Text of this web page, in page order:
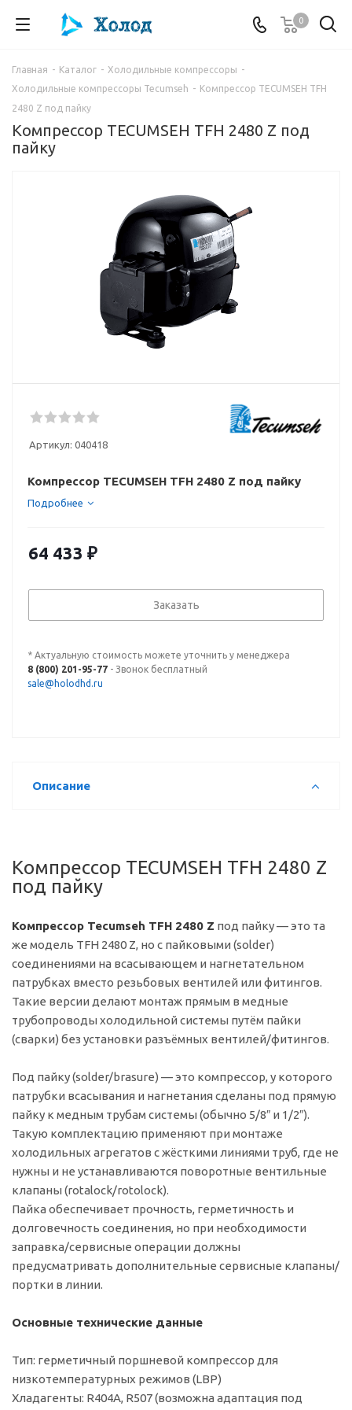
0
Главная - Каталог - Холодильные компрессоры -
Холодильные компрессоры Tecumseh - Компрессор TECUMSEH TFH
2480 Z под пайку
Компрессор TECUMSEH TFH 2480 Z под
пайку
Артикул: 040418
Компрессор TECUMSEH TFH 2480 Z под пайку
Подробнее
64 433 ₽
Заказать
* Актуальную стоимость можете уточнить у менеджера
8 (800) 201-95-77 - Звонок бесплатный
sale@holodhd.ru
Описание
Компрессор TECUMSEH TFH 2480 Z
под пайку
Компрессор Tecumseh TFH 2480 Z под пайку — это та
же модель TFH 2480 Z, но с пайковыми (solder)
соединениями на всасывающем и нагнетательном
патрубках вместо резьбовых вентилей или фитингов.
Такие версии делают монтаж прямым в медные
трубопроводы холодильной системы путём пайки
(сварки) без установки разъёмных вентилей/фитингов.
Под пайку (solder/brasure) — это компрессор, у которого
патрубки всасывания и нагнетания сделаны под прямую
пайку к медным трубам системы (обычно 5/8″ и 1/2″).
Такую комплектацию применяют при монтаже
холодильных агрегатов с жёсткими линиями труб, где не
нужны и не устанавливаются поворотные вентильные
клапаны (rotalock/rotolock).
Пайка обеспечивает прочность, герметичность и
долговечность соединения, но при необходимости
заправка/сервисные операции должны
предусматривать дополнительные сервисные клапаны/
портки в линии.
Основные технические данные
Тип: герметичный поршневой компрессор для
низкотемпературных режимов (LBP)
Хладагенты: R404A, R507 (возможна адаптация под